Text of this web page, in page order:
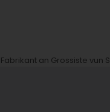
Fabrikant an Grossiste vun